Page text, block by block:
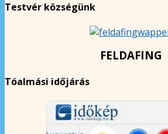
Testvér községünk
FELDAFING
Tóalmási időjárás